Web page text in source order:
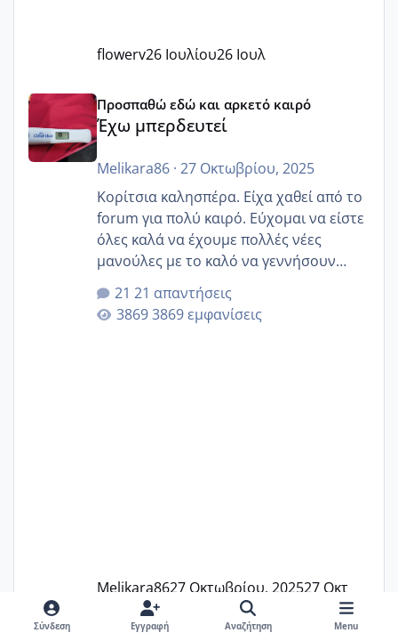
flowerv26 Ιουλίου26 Ιουλ
Έχω μπερδευτεί
Προσπαθώ εδώ και αρκετό καιρό
Έχω μπερδευτεί
Melikara86· 27 Οκτωβρίου, 2025
Κορίτσια καλησπέρα. Είχα χαθεί από το
forum για πολύ καιρό. Εύχομαι να είστε
όλες καλά να έχουμε πολλές νέες
μανούλες με το καλό να γεννήσουν
αυτές που ήδη περιμένουν. Να πάρουν
γερα μωράκια στην αγκαλίτσα τους
🙏🏼🙏🏼 Ας πάμε λοιπόν στο θέμα μου.
21 απαντήσεις
3869 εμφανίσεις
Melikara8627 Οκτωβρίου, 202527 Οκτ
Σύνδεση Εγγραφή Αναζήτηση Menu